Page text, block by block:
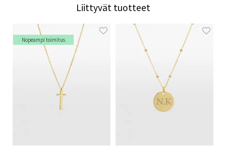
Liittyvät tuotteet
Nopeampi toimitus